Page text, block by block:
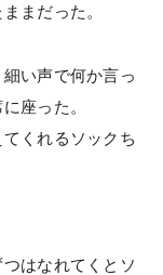
まだった。
い声で何か言っ
座った。
くれるソックち
はなれてくとソ